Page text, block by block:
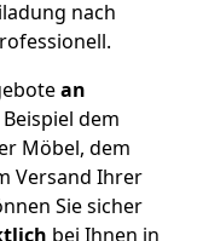
nach
an
dem
Möbel, dem
Versand Ihrer
Sie sicher
bei Ihnen in